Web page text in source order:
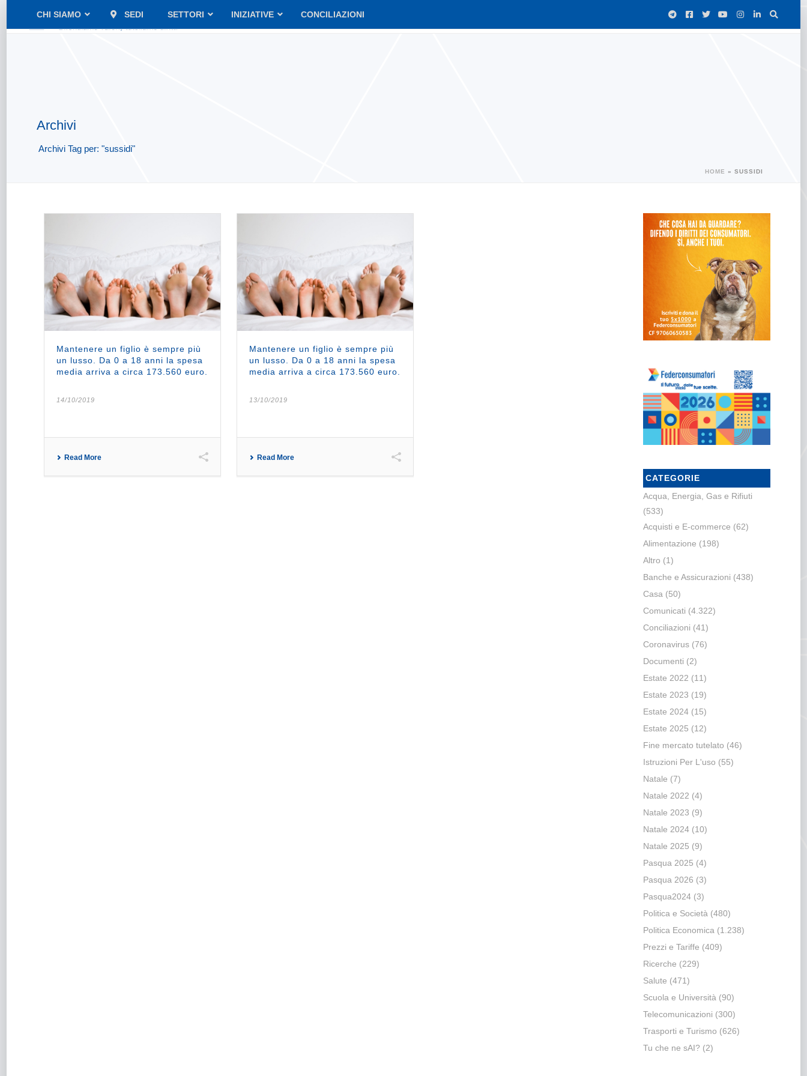
CHI SIAMO SEDI SETTORI INIZIATIVE CONCILIAZIONI
Archivi
Archivi Tag per: "sussidi"
HOME » SUSSIDI
Mantenere un figlio è sempre più
un lusso. Da 0 a 18 anni la spesa
media arriva a circa 173.560 euro.
14/10/2019
Read More
Mantenere un figlio è sempre più
un lusso. Da 0 a 18 anni la spesa
media arriva a circa 173.560 euro.
13/10/2019
Read More
CATEGORIE
Acqua, Energia, Gas e Rifiuti
(533)
Acquisti e E-commerce (62)
Alimentazione (198)
Altro (1)
Banche e Assicurazioni (438)
Casa (50)
Comunicati (4.322)
Conciliazioni (41)
Coronavirus(76)
Documenti (2)
Estate 2022 (11)
Estate 2023 (19)
Estate 2024(15)
Estate 2025 (12)
Fine mercato tutelato (46)
Istruzioni Per L'uso (55)
Natale (7)
Natale 2022 (4)
Natale 2023 (9)
Natale 2024(10)
Natale 2025 (9)
Pasqua 2025 (4)
Pasqua 2026 (3)
Pasqua2024(3)
Politica e Società (480)
Politica Economica (1.238)
Prezzi e Tariffe (409)
Ricerche (229)
Salute (471)
Scuola e Università (90)
Telecomunicazioni (300)
Trasporti e Turismo (626)
Tu che ne sAI? (2)